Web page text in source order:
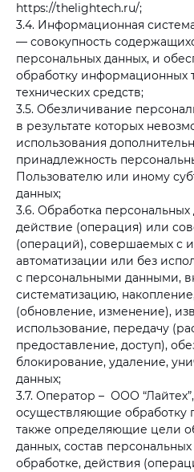
https://thelightech.ru/;
3.4. Информационная
— совокупность
персональных данных, и
обработку информационных
технических средств;
3.5. Обезличивание
в результате которых
использования
принадлежность
Пользователю или иному
данных;
3.6. Обработка
действие (операция) или
(операций), совершаемых с
автоматизации или без
с персональными данными,
систематизацию,
(обновление, изменение),
использование, передачу
предоставление, доступ),
блокирование, удаление,
данных;
3.7. Оператор – ООО
осуществляющие обработку
также определяющие цели
данных, состав
обработке, действия